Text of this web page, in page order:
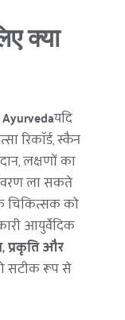
क्या
यदि
रिकॉर्ड, स्कैन
लक्षणों का
ला सकते
चिकित्सक को
आयुर्वेदिक
प्रकृति और
सटीक रूप से